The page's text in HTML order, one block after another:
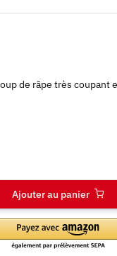
de râpe très coupant
Ajouter au panier